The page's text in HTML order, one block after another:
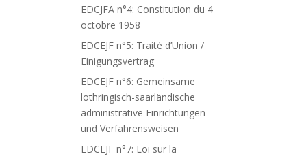
EDCJFA n°4: Constitution du 4
octobre 1958
EDCEJF n°5: Traité d’Union /
Einigungsvertrag
EDCEJF n°6: Gemeinsame
lothringisch-saarländische
administrative Einrichtungen
und Verfahrensweisen
EDCEJF n°7: Loi sur la